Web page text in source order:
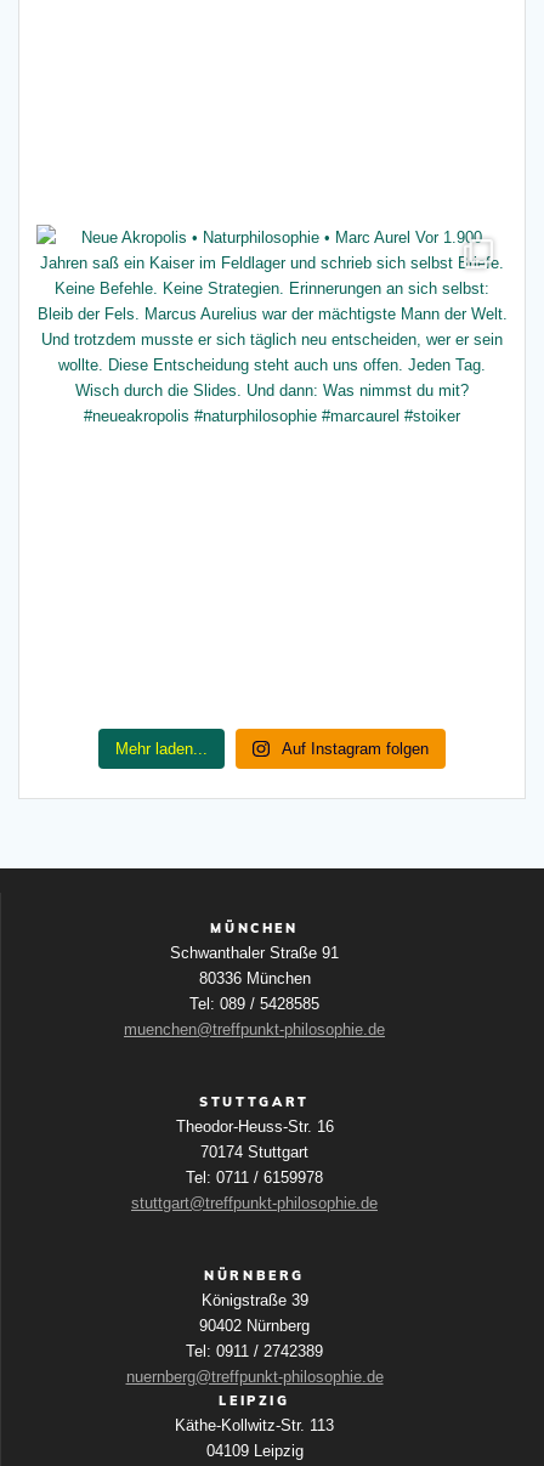
Mehr laden... Auf Instagram folgen
MÜNCHEN
Schwanthaler Straße 91
80336 München
Tel: 089 / 5428585
muenchen@treffpunkt-philosophie.de
STUTTGART
Theodor-Heuss-Str. 16
70174 Stuttgart
Tel: 0711 / 6159978
stuttgart@treffpunkt-philosophie.de
NÜRNBERG
Königstraße 39
90402 Nürnberg
Tel: 0911 / 2742389
nuernberg@treffpunkt-philosophie.de
LEIPZIG
Käthe-Kollwitz-Str. 113
04109 Leipzig